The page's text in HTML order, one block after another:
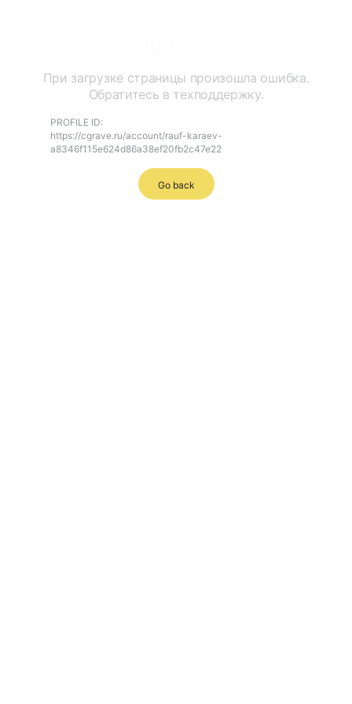
При загрузке страницы произошла ошибка.
Обратитесь в техподдержку.
PROFILE ID:
https://cgrave.ru/account/rauf-karaev-
a8346f115e624d86a38ef20fb2c47e22
Go back